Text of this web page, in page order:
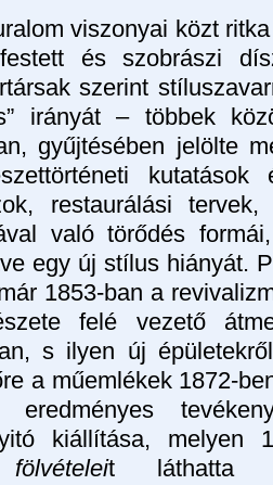
viszonyai közt
és szobrászi
szerint
irányát – többek
gyűjtésében jelölte
restaurálási
való törődés
egy új stílus hiányát.
1853-ban a
felé vezető
s ilyen új
a műemlékek 1872-
eredményes
kiállítása, melyen
t láthatta